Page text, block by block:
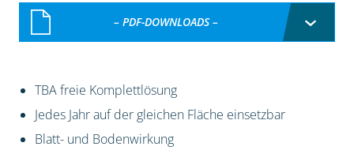
– PDF-DOWNLOADS –
TBA freie Komplettlösung
Jedes Jahr auf der gleichen Fläche einsetzbar
Blatt- und Bodenwirkung